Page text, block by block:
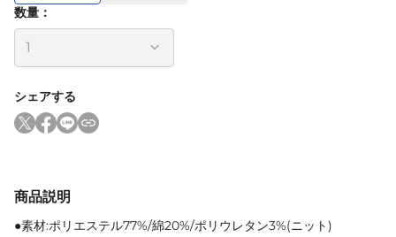
数量：
シェアする
商品説明
●素材:ポリエステル77%/綿20%/ポリウレタン3%(ニット)